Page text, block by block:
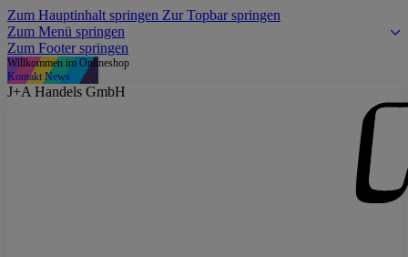
Zum Hauptinhalt springen Zur Topbar springen
Zum Menü springen
Zum Footer springen
Willkommen im Onlineshop
Kontakt News
J+A Handels GmbH